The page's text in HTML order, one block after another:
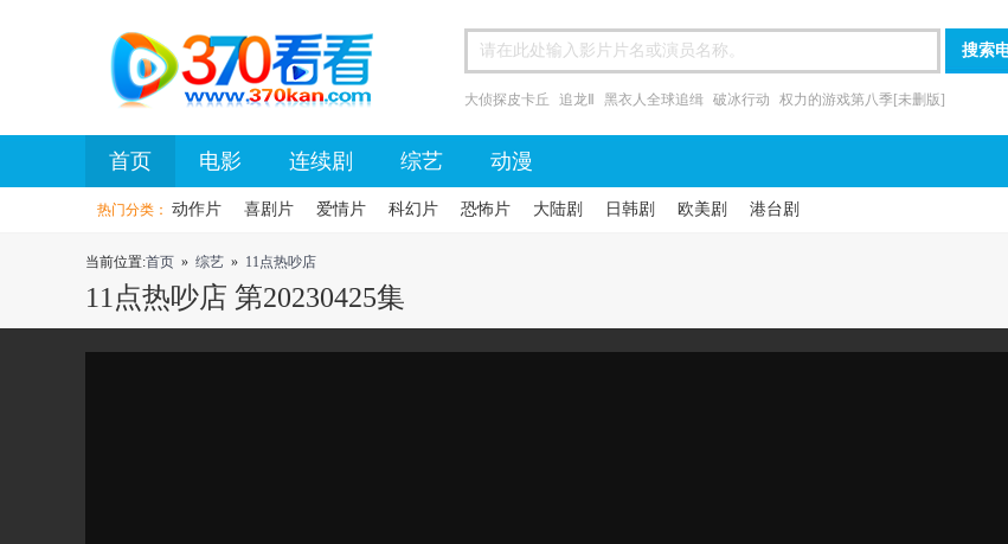
首页
大侦探皮卡丘 追龙Ⅱ 黑衣人全球追缉 破冰行动 权力的游戏第八季[未删版]
首页 电影 连续剧 综艺 动漫
热门分类： 动作片 喜剧片 爱情片 科幻片 恐怖片 大陆剧 日韩剧 欧美剧 港台剧
当前位置:首页 » 综艺 » 11点热吵店
11点热吵店 第20230425集